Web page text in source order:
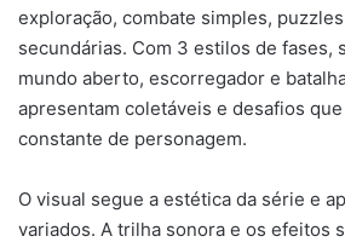
exploração, combate simples,
secundárias. Com 3 estilos de fases,
mundo aberto, escorregador e
apresentam coletáveis e desafios
constante de personagem.
O visual segue a estética da série e
variados. A trilha sonora e os efeitos